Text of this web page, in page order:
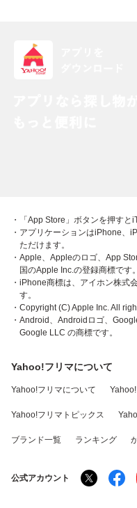
・「App Store」ボタンを押すと
・アプリケーションはiPhone、
ただけます。
・Apple、Appleのロゴ、App
国のApple Inc.の登録商標です。
・iPhone商標は、アイホン株式
す。
・Copyright (C) Apple Inc. All
・Android、Androidロゴ、
Google LLC の商標です。
Yahoo!フリマについて
Yahoo!フリマについて
Yahoo!フリマトピックス
ブランド一覧 ランキング
公式アカウント